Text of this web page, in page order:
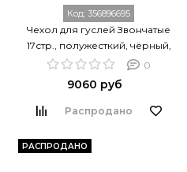
Код: 356896695
Чехол для гуслей Звончатые
17стр., полужесткий, чёрный,
Гусельник GU-01.32.17.00000
0
9060 руб
Распродано
РАСПРОДАНО